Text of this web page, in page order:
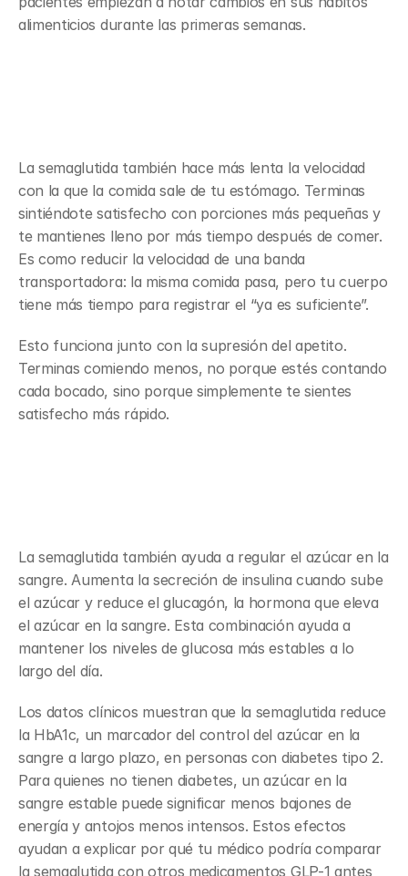
alimenticios durante las primeras semanas.
La semaglutida también hace más lenta la velocidad
con la que la comida sale de tu estómago. Terminas
sintiéndote satisfecho con porciones más pequeñas y
te mantienes lleno por más tiempo después de comer.
Es como reducir la velocidad de una banda
transportadora: la misma comida pasa, pero tu cuerpo
tiene más tiempo para registrar el “ya es suficiente”.
Esto funciona junto con la supresión del apetito.
Terminas comiendo menos, no porque estés contando
cada bocado, sino porque simplemente te sientes
satisfecho más rápido.
La semaglutida también ayuda a regular el azúcar en la
sangre. Aumenta la secreción de insulina cuando sube
el azúcar y reduce el glucagón, la hormona que eleva
el azúcar en la sangre. Esta combinación ayuda a
mantener los niveles de glucosa más estables a lo
largo del día.
Los datos clínicos muestran que la semaglutida reduce
la HbA1c, un marcador del control del azúcar en la
sangre a largo plazo, en personas con diabetes tipo 2.
Para quienes no tienen diabetes, un azúcar en la
sangre estable puede significar menos bajones de
energía y antojos menos intensos. Estos efectos
ayudan a explicar por qué tu médico podría comparar
la semaglutida con otros medicamentos GLP-1 antes